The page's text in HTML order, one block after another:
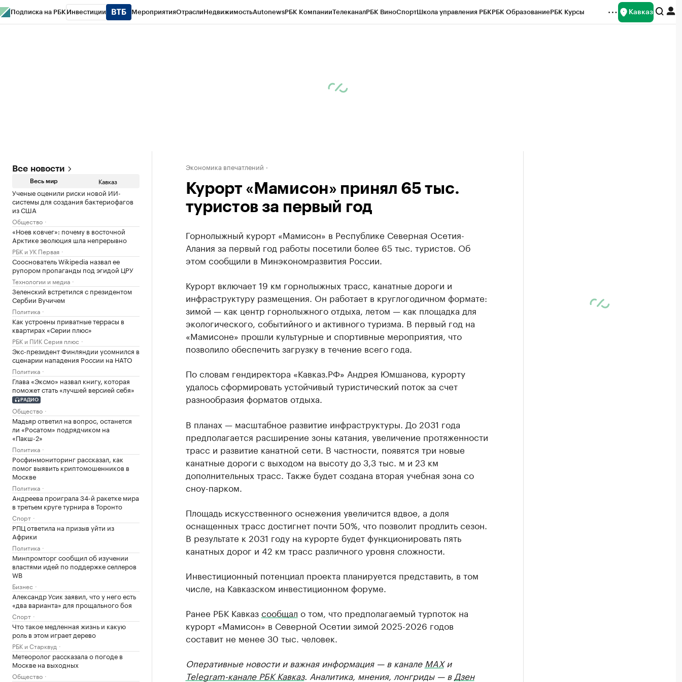
Подписка на РБК Инвестиции МероприятияОтраслиНедвижимостьAutonewsРБК КомпанииТелеканалРБК ВиноСпортШкола управления РБКРБК ОбразованиеРБК Курсы Кавказ
Все новости
Весь мир Кавказ
Ученые оценили риски новой ИИ-
системы для создания бактериофагов
из США
Общество
«Ноев ковчег»: почему в восточной
Арктике эволюция шла непрерывно
РБК и УК Первая
Сооснователь Wikipedia назвал ее
рупором пропаганды под эгидой ЦРУ
Технологии и медиа
Зеленский встретился с президентом
Сербии Вучичем
Политика
Как устроены приватные террасы в
квартирах «Серии плюс»
РБК и ПИК Серия плюс
Экс-президент Финляндии усомнился в
сценарии нападения России на НАТО
Политика
Глава «Эксмо» назвал книгу, которая
поможет стать «лучшей версией себя»
РАДИО
Общество
Мадьяр ответил на вопрос, останется
ли «Росатом» подрядчиком на
«Пакш-2»
Политика
Росфинмониторинг рассказал, как
помог выявить криптомошенников в
Москве
Политика
Андреева проиграла 34-й ракетке мира
в третьем круге турнира в Торонто
Спорт
РПЦ ответила на призыв уйти из
Африки
Политика
Минпромторг сообщил об изучении
властями идей по поддержке селлеров
WB
Бизнес
Александр Усик заявил, что у него есть
«два варианта» для прощального боя
Спорт
Что такое медленная жизнь и какую
роль в этом играет дерево
РБК и Старквуд
Метеоролог рассказала о погоде в
Москве на выходных
Общество
Экономика впечатлений
Курорт «Мамисон» принял 65 тыс.
туристов за первый год
Горнолыжный курорт «Мамисон» в Республике Северная Осетия-
Алания за первый год работы посетили более 65 тыс. туристов. Об
этом сообщили в Минэкономразвития России.
Курорт включает 19 км горнолыжных трасс, канатные дороги и
инфраструктуру размещения. Он работает в круглогодичном формате:
зимой — как центр горнолыжного отдыха, летом — как площадка для
экологического, событийного и активного туризма. В первый год на
«Мамисоне» прошли культурные и спортивные мероприятия, что
позволило обеспечить загрузку в течение всего года.
По словам гендиректора «Кавказ.РФ» Андрея Юмшанова, курорту
удалось сформировать устойчивый туристический поток за счет
разнообразия форматов отдыха.
В планах — масштабное развитие инфраструктуры. До 2031 года
предполагается расширение зоны катания, увеличение протяженности
трасс и развитие канатной сети. В частности, появятся три новые
канатные дороги с выходом на высоту до 3,3 тыс. м и 23 км
дополнительных трасс. Также будет создана вторая учебная зона со
сноу-парком.
Площадь искусственного оснежения увеличится вдвое, а доля
оснащенных трасс достигнет почти 50%, что позволит продлить сезон.
В результате к 2031 году на курорте будет функционировать пять
канатных дорог и 42 км трасс различного уровня сложности.
Инвестиционный потенциал проекта планируется представить, в том
числе, на Кавказском инвестиционном форуме.
Ранее РБК Кавказсообщал о том, что предполагаемый турпоток на
курорт «Мамисон» в Северной Осетии зимой 2025-2026 годов
составит не менее 30 тыс. человек.
Оперативные новости и важная информация — в канале MAXи
Telegram-канале РБК Кавказ. Аналитика, мнения, лонгриды — в Дзен